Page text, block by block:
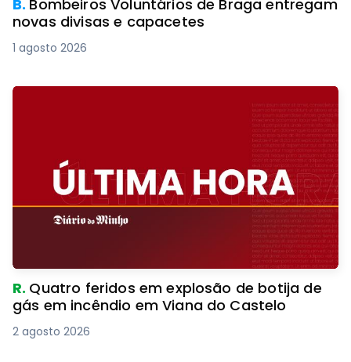
B. Bombeiros Voluntários de Braga entregam
novas divisas e capacetes
1 agosto 2026
R. Quatro feridos em explosão de botija de
gás em incêndio em Viana do Castelo
2 agosto 2026